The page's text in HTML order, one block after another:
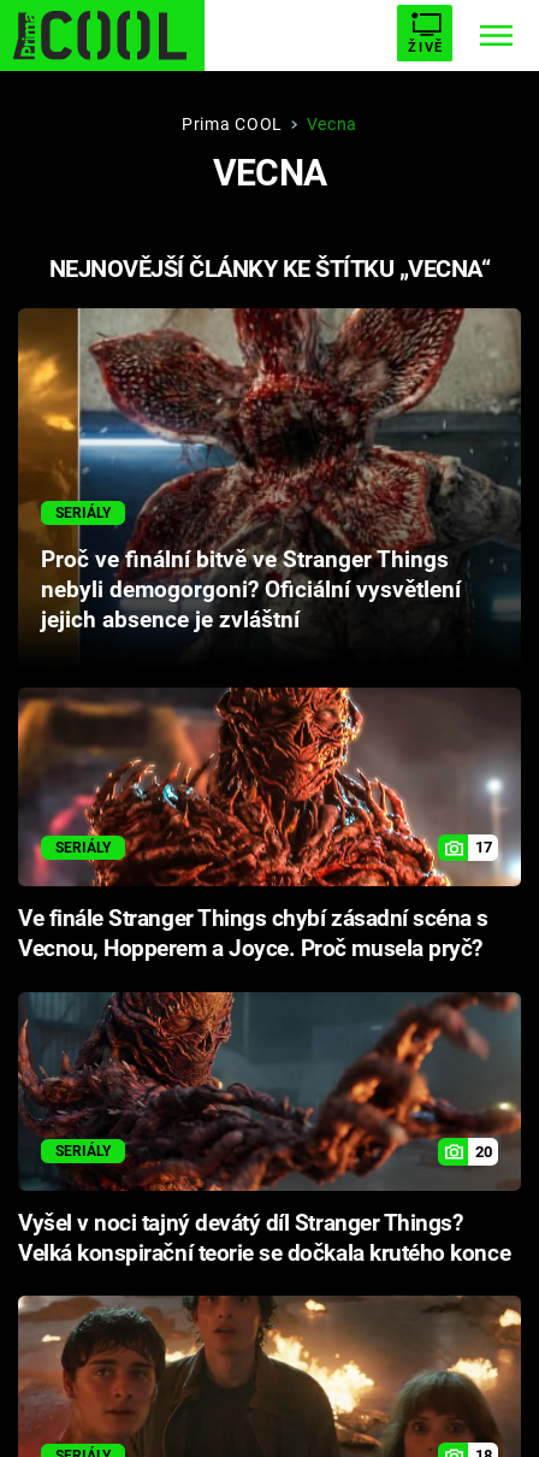
ŽIVĚ
STARHOUSE BUFFY, PŘEMOŽITELKA UPÍRŮ
PLNEJ KOTEL AVENGERS 5
Témata
Filmy
Seriály
Hry
Cool Esport
Pořady
TV Program
Sledujte prima+
Přihlášení
Sledujte nás
Prima COOL Vecna
VECNA
NEJNOVĚJŠÍ ČLÁNKY KE ŠTÍTKU „VECNA“
SERIÁLY
Proč ve finální bitvě ve Stranger Things
nebyli demogorgoni? Oficiální vysvětlení
jejich absence je zvláštní
SERIÁLY 17
Ve finále Stranger Things chybí zásadní scéna s
Vecnou, Hopperem a Joyce. Proč musela pryč?
SERIÁLY 20
Vyšel v noci tajný devátý díl Stranger Things?
Velká konspirační teorie se dočkala krutého konce